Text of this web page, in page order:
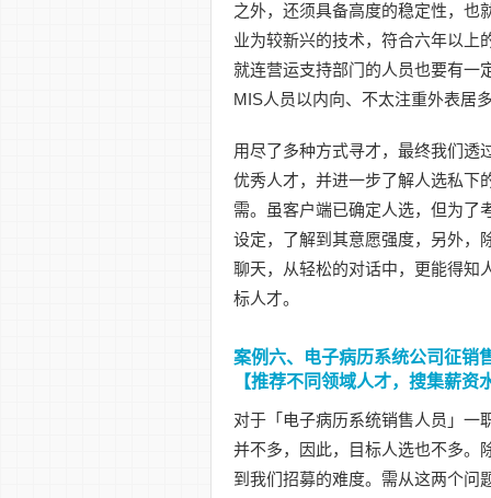
之外，还须具备高度的稳定性，也
业为较新兴的技术，符合六年以上
就连营运支持部门的人员也要有一
MIS人员以内向、不太注重外表居
用尽了多种方式寻才，最终我们透
优秀人才，并进一步了解人选私下
需。虽客户端已确定人选，但为了
设定，了解到其意愿强度，另外，
聊天，从轻松的对话中，更能得知
标人才。
案例六、电子病历系统公司征销
【推荐不同领域人才，搜集薪资
对于「电子病历系统销售人员」一
并不多，因此，目标人选也不多。
到我们招募的难度。需从这两个问